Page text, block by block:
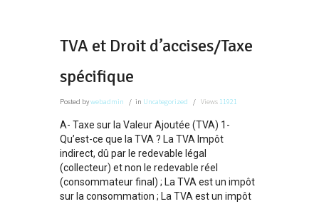
TVA et Droit d’accises/Taxe
spécifique
Posted bywebadmin in Uncategorized Views11921
A- Taxe sur la Valeur Ajoutée (TVA) 1-
Qu’est-ce que la TVA ? La TVA Impôt
indirect, dû par le redevable légal
(collecteur) et non le redevable réel
(consommateur final) ; La TVA est un impôt
sur la consommation ; La TVA est un impôt